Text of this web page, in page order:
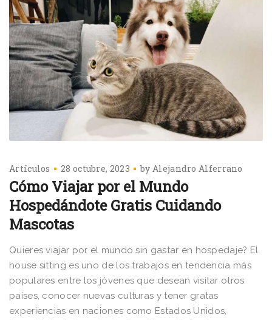
Artículos 28 octubre, 2023 byAlejandro Alferrano
Cómo Viajar por el Mundo
Hospedándote Gratis Cuidando
Mascotas
Quieres viajar por el mundo sin gastar en hospedaje? El
house sitting es uno de los trabajos en tendencia más
populares entre los jóvenes que desean visitar otros
países, conocer nuevas culturas y tener gratas
experiencias en naciones como Estados Unidos,